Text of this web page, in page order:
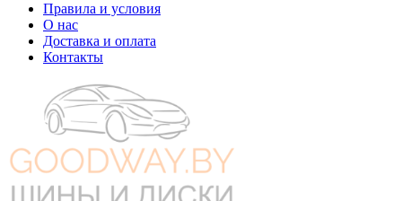
Правила и условия
О нас
Доставка и оплата
Контакты